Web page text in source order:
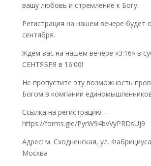
вашу любовь и стремление к Богу.
Регистрация на нашем вечере будет
сентября.
Ждем вас на нашем вечере «3:16» в
СЕНТЯБРЯ в 16:00!
Не пропустите эту возможность
Богом в компании
Ссылка на регистрацию —
https://forms.gle/PyrW94bvVyPRDsUj9
Адрес: м. Сходненская, ул.
Москва